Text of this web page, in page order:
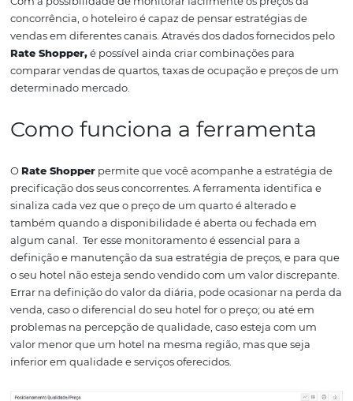
O que é Rate Shopper?
Rate Shopperé uma ferramenta automática que revisa
informações de forma ordenada e útil para a tomada de
Com a possibilidade de monitorar facilmente os preços
concorrência, o hoteleiro é capaz de pensar estratégias
vendas em diferentes canais. Através dos dados
Rate Shopper,é possível ainda criar combinações para
comparar vendas de quartos, taxas de ocupação e
determinado mercado.
Como funciona a
ORate Shopperpermite que você acompanhe a